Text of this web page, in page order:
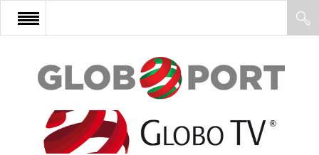
FŐOLDAL
AFRIKA